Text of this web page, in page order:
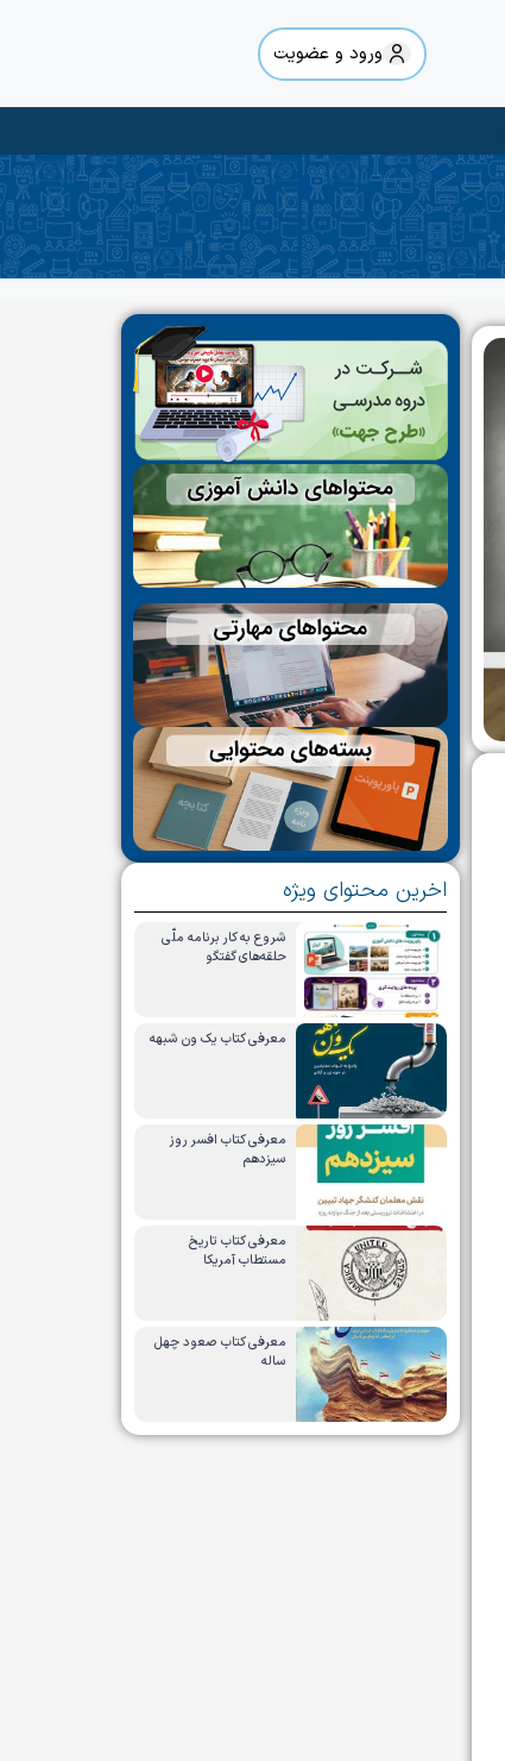
ورود و عضویت
اخرین محتوای ویژه
شروع به کار برنامه ملّی
حلقه‌های گفتگو
معرفی کتاب یک ون شبهه
معرفی کتاب افسر روز
سیزدهم
معرفی کتاب تاریخ
مستطاب آمریکا
معرفی کتاب صعود چهل
ساله